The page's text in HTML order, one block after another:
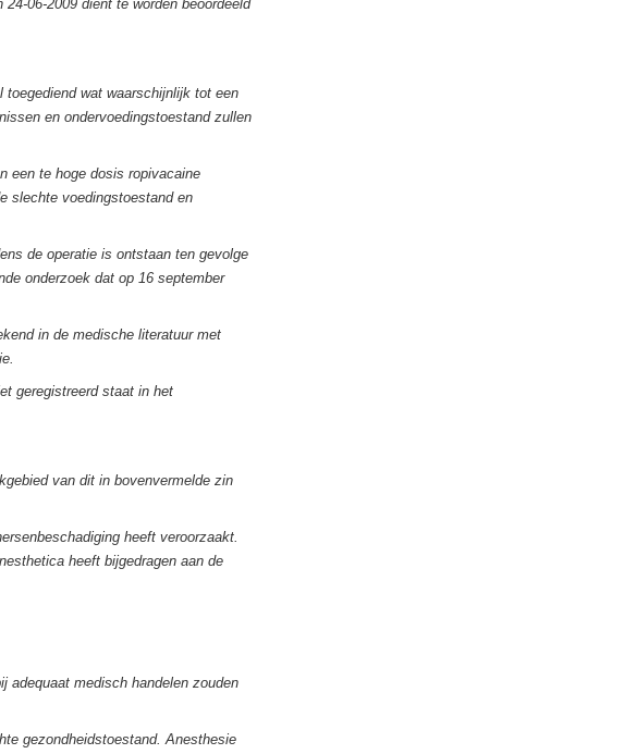
06-2009 dient te worden beoordeeld
toegediend wat waarschijnlijk tot een
en ondervoedingstoestand zullen
een te hoge dosis ropivacaine
slechte voedingstoestand en
de operatie is ontstaan ten gevolge
onderzoek dat op 16 september
in de medische literatuur met
geregistreerd staat in het
van dit in bovenvermelde zin
heeft veroorzaakt.
heeft bijgedragen aan de
adequaat medisch handelen zouden
gezondheidstoestand. Anesthesie